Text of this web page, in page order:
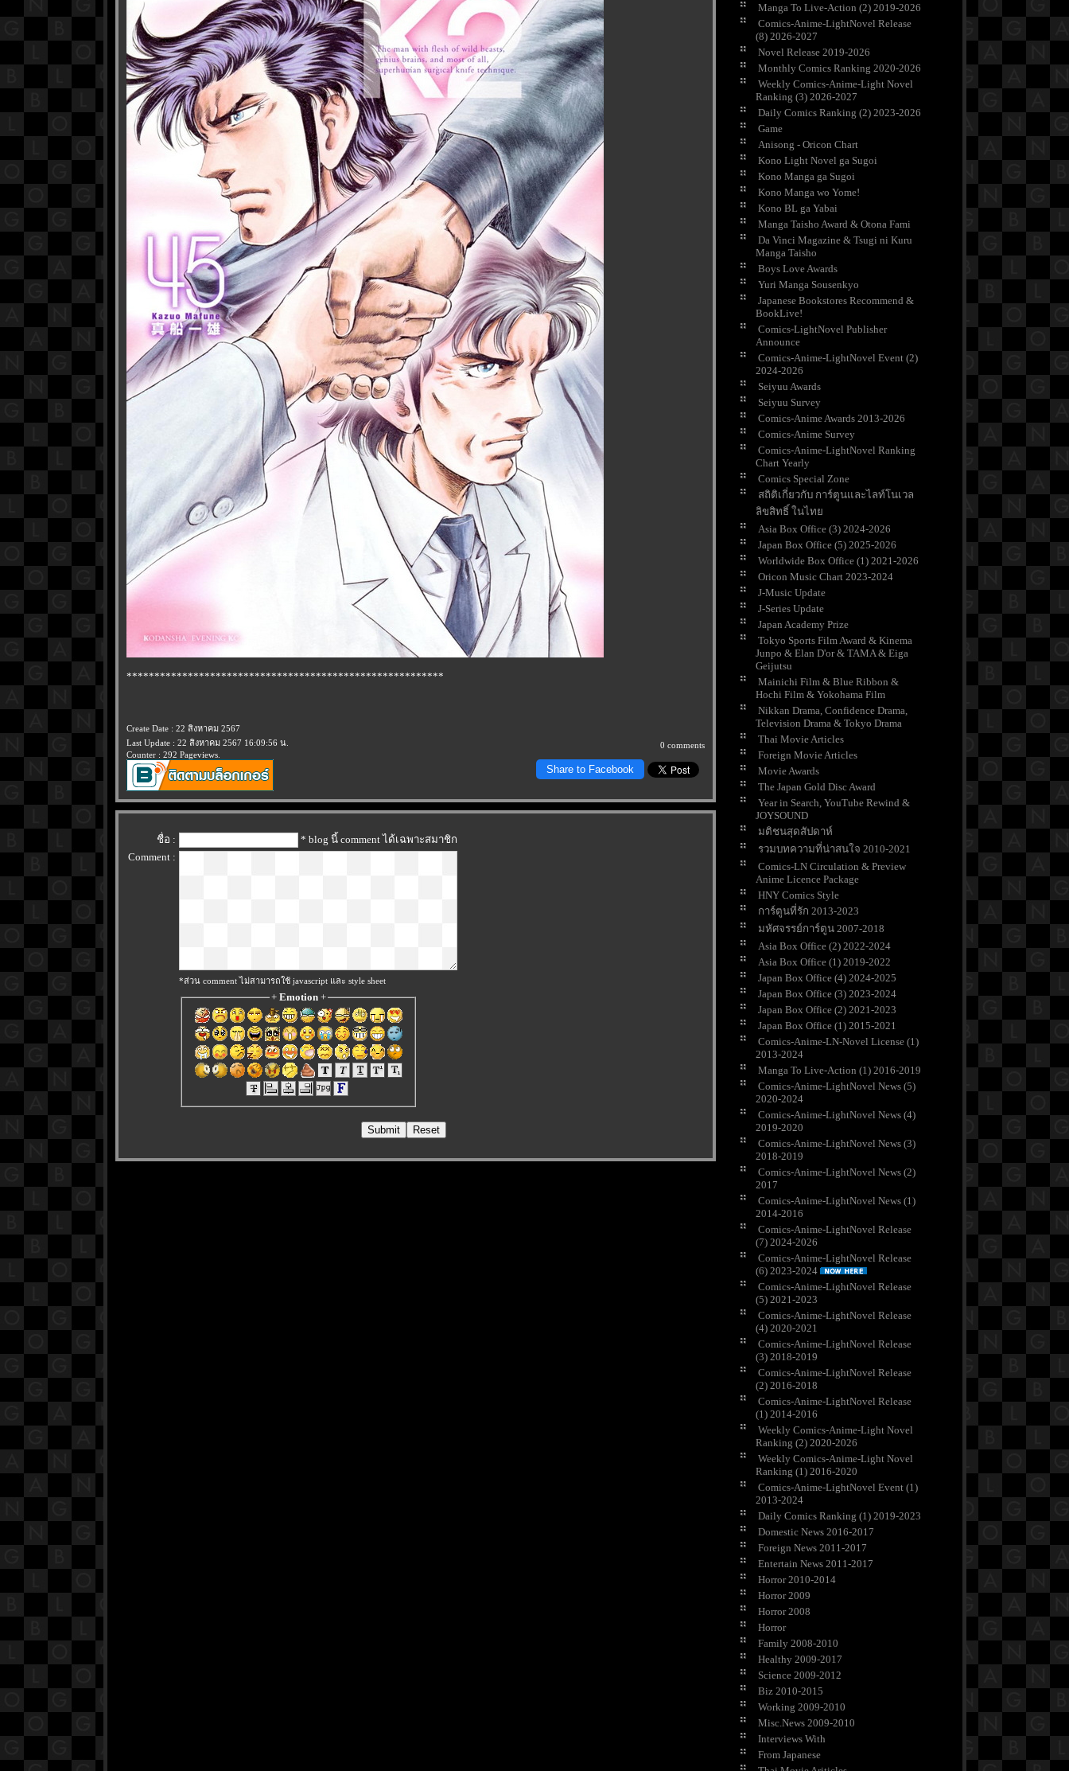
*********************************************************
Create Date : 22 สิงหาคม 2567
Last Update : 22 สิงหาคม 2567 16:09:56 น.
Counter : 292 Pageviews.
0 comments
Share to Facebook
ชื่อ :
* blog นี้ comment ได้เฉพาะสมาชิก
Comment :
*ส่วน comment ไม่สามารถใช้ javascript และ style sheet
+ Emotion+
Manga To Live-Action (2) 2019-2026
Comics-Anime-LightNovel Release
(8) 2026-2027
Novel Release 2019-2026
Monthly Comics Ranking 2020-2026
Weekly Comics-Anime-Light Novel
Ranking (3) 2026-2027
Daily Comics Ranking (2) 2023-2026
Game
Anisong - Oricon Chart
Kono Light Novel ga Sugoi
Kono Manga ga Sugoi
Kono Manga wo Yome!
Kono BL ga Yabai
Manga Taisho Award & Otona Fami
Da Vinci Magazine & Tsugi ni Kuru
Manga Taisho
Boys Love Awards
Yuri Manga Sousenkyo
Japanese Bookstores Recommend &
BookLive!
Comics-LightNovel Publisher
Announce
Comics-Anime-LightNovel Event (2)
2024-2026
Seiyuu Awards
Seiyuu Survey
Comics-Anime Awards 2013-2026
Comics-Anime Survey
Comics-Anime-LightNovel Ranking
Chart Yearly
Comics Special Zone
สถิติเกี่ยวกับ การ์ตูนและไลท์โนเวล
ลิขสิทธิ์ ในไท
Asia Box Office (3) 2024-2026
Japan Box Office (5) 2025-2026
Worldwide Box Office (1) 2021-2026
Oricon Music Chart 2023-2024
J-Music Update
J-Series Update
Japan Academy Prize
Tokyo Sports Film Award & Kinema
Junpo & Elan D'or & TAMA & Eiga
Geijutsu
Mainichi Film & Blue Ribbon &
Hochi Film & Yokohama Film
Nikkan Drama, Confidence Drama,
Television Drama & Tokyo Drama
Thai Movie Articles
Foreign Movie Articles
Movie Awards
The Japan Gold Disc Award
Year in Search, YouTube Rewind &
JOYSOUND
มติชนสุดสัปดาห์
รวมบทความที่น่าสนใจ 2010-2021
Comics-LN Circulation & Preview
Anime Licence Package
HNY Comics Style
การ์ตูนที่รัก 2013-2023
มหัศจรรย์การ์ตูน 2007-2018
Asia Box Office (2) 2022-2024
Asia Box Office (1) 2019-2022
Japan Box Office (4) 2024-2025
Japan Box Office (3) 2023-2024
Japan Box Office (2) 2021-2023
Japan Box Office (1) 2015-2021
Comics-Anime-LN-Novel License (1)
2013-2024
Manga To Live-Action (1) 2016-2019
Comics-Anime-LightNovel News (5)
2020-2024
Comics-Anime-LightNovel News (4)
2019-2020
Comics-Anime-LightNovel News (3)
2018-2019
Comics-Anime-LightNovel News (2)
2017
Comics-Anime-LightNovel News (1)
2014-2016
Comics-Anime-LightNovel Release
(7) 2024-2026
Comics-Anime-LightNovel Release
(6) 2023-2024
Comics-Anime-LightNovel Release
(5) 2021-2023
Comics-Anime-LightNovel Release
(4) 2020-2021
Comics-Anime-LightNovel Release
(3) 2018-2019
Comics-Anime-LightNovel Release
(2) 2016-2018
Comics-Anime-LightNovel Release
(1) 2014-2016
Weekly Comics-Anime-Light Novel
Ranking (2) 2020-2026
Weekly Comics-Anime-Light Novel
Ranking (1) 2016-2020
Comics-Anime-LightNovel Event (1)
2013-2024
Daily Comics Ranking (1) 2019-2023
Domestic News 2016-2017
Foreign News 2011-2017
Entertain News 2011-2017
Horror 2010-2014
Horror 2009
Horror 2008
Horror
Family 2008-2010
Healthy 2009-2017
Science 2009-2012
Biz 2010-2015
Working 2009-2010
Misc.News 2009-2010
Interviews With
From Japanese